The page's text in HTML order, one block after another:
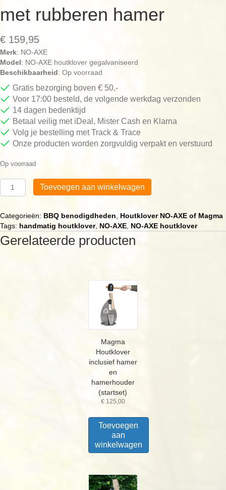
met rubberen hamer
€ 159,95
Merk: NO-AXE
Model: NO-AXE houtklover gegalvaniseerd
Beschikbaarheid: Op voorraad
Gratis bezorging boven € 50,-
Voor 17:00 besteld, de volgende werkdag verzonden
14 dagen bedenktijd
Betaal veilig met iDeal, Mister Cash en Klarna
Volg je bestelling met Track & Trace
Onze producten worden zorgvuldig verpakt en verstuurd
Op voorraad
Gegalvaniseerde
houtkloverset
NO-
AXE
met
rubberen
Toevoegen aan winkelwagen
Categorieën: BBQ benodigdheden
Houtklover NO-AXE of Magma
Tags: handmatig houtklover, NO-AXE NO-AXE houtklover
Gerelateerde producten
Magma
Houtklover
inclusief hamer
en
hamerhouder
(startset)
€125,00
Toevoegen
aan
winkelwagen